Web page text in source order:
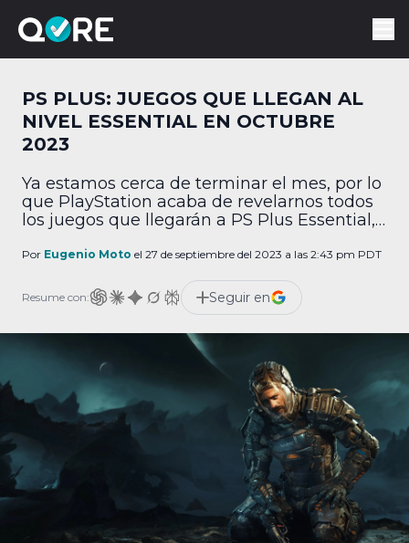
PS PLUS: JUEGOS QUE LLEGAN AL
NIVEL ESSENTIAL EN OCTUBRE
2023
Ya estamos cerca de terminar el mes, por lo
que PlayStation acaba de revelarnos todos
los juegos que llegarán a PS Plus Essential,
Blog. Podrás descargar los títulos a partir del
noviembre. Y como siempre, hay para todos
los gustos. […]
Por Eugenio Moto el 27 de septiembre del 2023 a las 2:43 pm PDT
Resume con: Seguir en